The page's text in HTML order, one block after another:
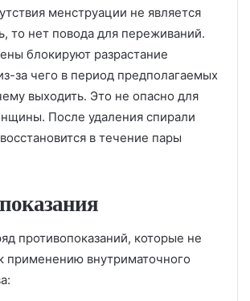
менструации не является
то нет повода для переживаний.
блокируют разрастание
за чего в период предполагаемых
выходить. Это не опасно для
После удаления спирали
в течение пары
противопоказаний, которые не
применению внутриматочного